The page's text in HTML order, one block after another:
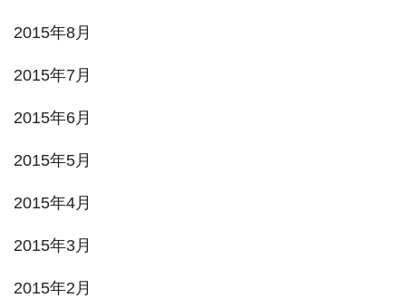
2015年8月
2015年7月
2015年6月
2015年5月
2015年4月
2015年3月
2015年2月